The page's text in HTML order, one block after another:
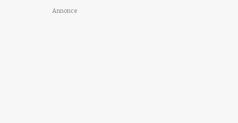
Annonce